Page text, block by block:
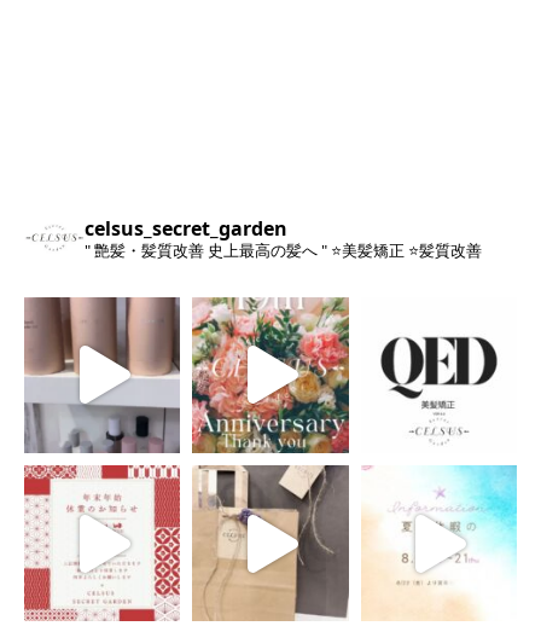
celsus_secret_garden
" 艶髪・髪質改善 史上最高の髪へ " ⭐️美髪矯正 ⭐️髪質改善